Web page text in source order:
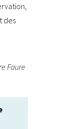
des
Faure